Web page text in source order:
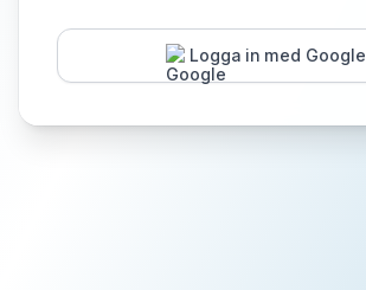
Logga in med Google